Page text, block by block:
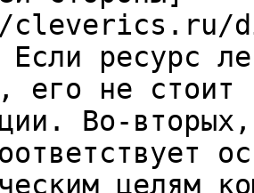
ресурс
его не стоит
Во-
целям